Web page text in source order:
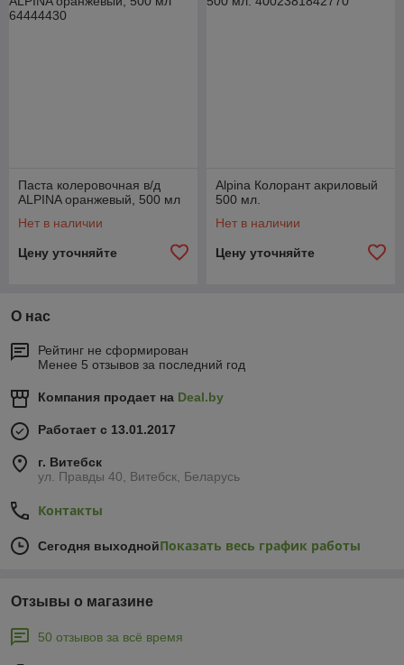
Наши специалисты готовы дать качественную консультацию
Паста колеровочная в/д
ALPINA оранжевый, 500 мл
Нет в наличии
Цену уточняйте
Alpina Колорант акриловый
500 мл.
Нет в наличии
Цену уточняйте
О нас
Рейтинг не сформирован
Менее 5 отзывов за последний год
Компания продает на Deal.by
Работает с 13.01.2017
г. Витебск
ул. Правды 40, Витебск, Беларусь
Контакты
Сегодня выходнойПоказать весь график работы
Отзывы о магазине
50 отзывов за всё время